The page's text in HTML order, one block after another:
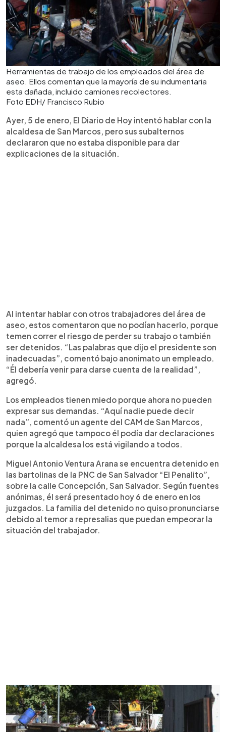
Herramientas de trabajo de los empleados del área de
aseo. Ellos comentan que la mayoría de su indumentaria
esta dañada, incluido camiones recolectores.
Foto EDH/ Francisco Rubio
Ayer, 5 de enero, El Diario de Hoy intentó hablar con la
alcaldesa de San Marcos, pero sus subalternos
declararon que no estaba disponible para dar
explicaciones de la situación.
Al intentar hablar con otros trabajadores del área de
aseo, estos comentaron que no podían hacerlo, porque
temen correr el riesgo de perder su trabajo o también
ser detenidos. “Las palabras que dijo el presidente son
inadecuadas”, comentó bajo anonimato un empleado.
“Él debería venir para darse cuenta de la realidad”,
agregó.
Los empleados tienen miedo porque ahora no pueden
expresar sus demandas. “Aquí nadie puede decir
nada”, comentó un agente del CAM de San Marcos,
quien agregó que tampoco él podía dar declaraciones
porque la alcaldesa los está vigilando a todos.
Miguel Antonio Ventura Arana se encuentra detenido en
las bartolinas de la PNC de San Salvador “El Penalito”,
sobre la calle Concepción, San Salvador. Según fuentes
anónimas, él será presentado hoy 6 de enero en los
juzgados. La familia del detenido no quiso pronunciarse
debido al temor a represalias que puedan empeorar la
situación del trabajador.